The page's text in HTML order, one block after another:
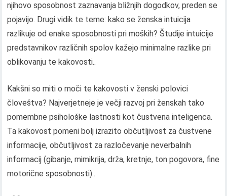
njihovo sposobnost zaznavanja bližnjih dogodkov, preden se
pojavijo. Drugi vidik te teme: kako se ženska intuicija
razlikuje od enake sposobnosti pri moških? Študije intuicije
predstavnikov različnih spolov kažejo minimalne razlike pri
oblikovanju te kakovosti..
Kakšni so miti o moči te kakovosti v ženski polovici
človeštva? Najverjetneje je večji razvoj pri ženskah tako
pomembne psihološke lastnosti kot čustvena inteligenca.
Ta kakovost pomeni bolj izrazito občutljivost za čustvene
informacije, občutljivost za razločevanje neverbalnih
informacij (gibanje, mimikrija, drža, kretnje, ton pogovora, fine
motorične sposobnosti)..